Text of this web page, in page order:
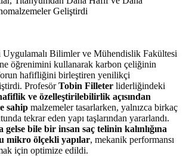
Bilimler ve Mühendislik Fakültesi
öğrenimini kullanarak karbon çeliğinin
hafifliğini birleştiren yenilikçi
ProfesörTobin Filleter liderliğindeki
ve özelleştirilebilirlik açısından
sahip malzemeler tasarlarken, yalnızca birkaç
tekrar eden yapı taşlarından yararlandı.
bile bir insan saç telinin kalınlığına
mikro ölçekli yapılar, mekanik performansı
için optimize edildi.